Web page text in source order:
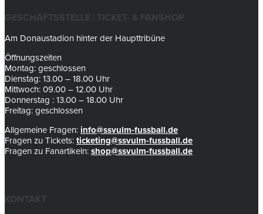
GESCHÄFTSSTELLE | TICKET- & FANSHOP
Am Donaustadion hinter der Haupttribüne
Öffnungszeiten
Montag: geschlossen
Dienstag: 13.00 – 18.00 Uhr
Mittwoch: 09.00 – 12.00 Uhr
Donnerstag : 13.00 – 18.00 Uhr
Freitag: geschlossen
Allgemeine Fragen: info@ssvulm-fussball.de
Fragen zu Tickets: ticketing@ssvulm-fussball.de
Fragen zu Fanartikeln: shop@ssvulm-fussball.de
KONTAKT